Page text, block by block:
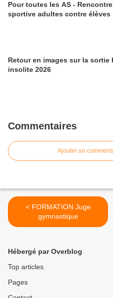
Pour toutes les AS - Rencontre
sportive adultes contre élèves
Retour en images sur la sortie
insolite 2026
Commentaires
Ajouter un
< FORMATION Juge
gymnastique
Hébergé par Overblog
Top articles
Pages